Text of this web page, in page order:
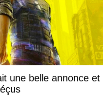
une belle annonce et